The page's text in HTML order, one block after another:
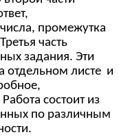
промежутка
часть
задания. Эти
отдельном листе и
состоит из
по различным